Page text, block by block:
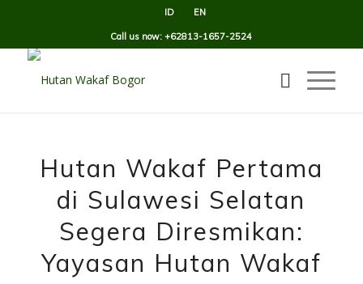
ID EN
Call us now: +62813-1657-2524
Hutan Wakaf Pertama
di Sulawesi Selatan
Segera Diresmikan:
Yayasan Hutan Wakaf